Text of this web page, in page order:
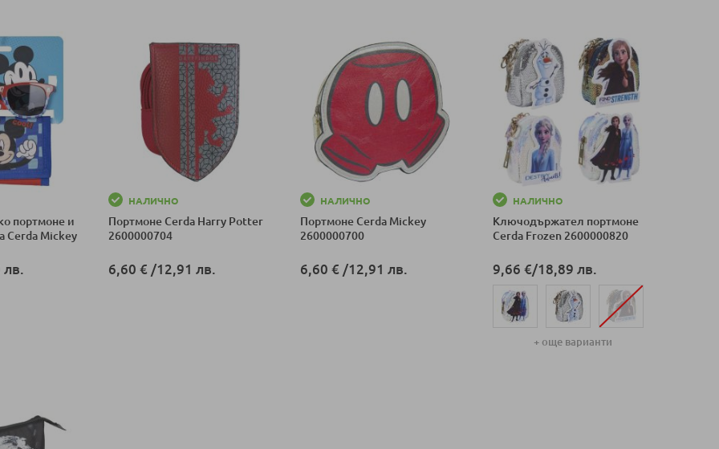
портмоне и
Cerda Mickey
лв.
НАЛИЧНО
Портмоне Cerda Harry Potter
2600000704
6,60 € /12,91 лв.
НАЛИЧНО
Портмоне Cerda Mickey
2600000700
6,60 € /12,91 лв.
НАЛИЧНО
Ключодържател портмоне
Cerda Frozen 2600000820
9,66 €/18,89 лв.
+ още варианти